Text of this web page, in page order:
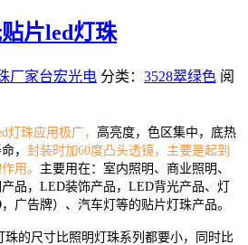
片led灯珠
厂家台宏光电 分类： 3528翠绿色 阅
灯珠应用极广， 高亮度，色区集中，底热
， 封装时加60度凸头透镜，主要是起到
用。 主要用在：室内照明、商业照明、
品，LED装饰产品，LED背光产品、灯
广告牌）、汽车灯等的贴片灯珠产品。
珠的尺寸比照明灯珠系列都要小，同时比